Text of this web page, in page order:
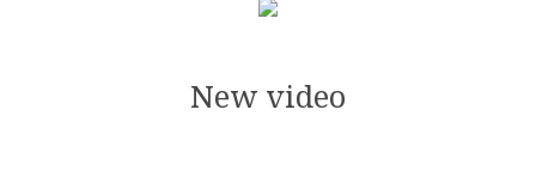
New video